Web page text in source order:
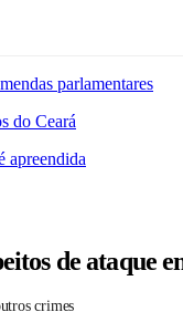
parlamentares
do Ceará
apreendida
de ataque
crimes